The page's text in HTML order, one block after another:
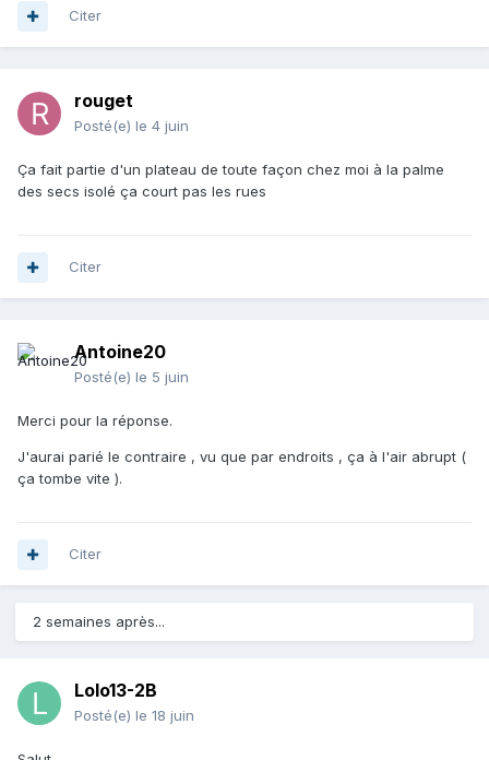
Citer
rouget
Posté(e) le 4 juin
Ça fait partie d'un plateau de toute façon chez moi à la palme
des secs isolé ça court pas les rues
Citer
Antoine20
Posté(e) le 5 juin
Merci pour la réponse.
J'aurai parié le contraire , vu que par endroits , ça à l'air abrupt (
ça tombe vite ).
Citer
2 semaines après...
Lolo13-2B
Posté(e) le 18 juin